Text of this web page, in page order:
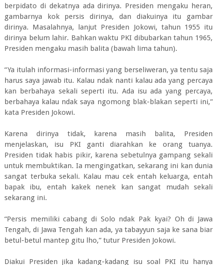
berpidato di dekatnya ada dirinya. Presiden mengaku heran,
gambarnya kok persis dirinya, dan diakuinya itu gambar
dirinya. Masalahnya, lanjut Presiden Jokowi, tahun 1955 itu
dirinya belum lahir. Bahkan waktu PKI dibubarkan tahun 1965,
Presiden mengaku masih balita (bawah lima tahun).
“Ya itulah informasi-informasi yang berseliweran, ya tentu saja
harus saya jawab itu. Kalau ndak nanti kalau ada yang percaya
kan berbahaya sekali seperti itu. Ada isu ada yang percaya,
berbahaya kalau ndak saya ngomong blak-blakan seperti ini,”
kata Presiden Jokowi.
Karena dirinya tidak, karena masih balita, Presiden
menjelaskan, isu PKI ganti diarahkan ke orang tuanya.
Presiden tidak habis pikir, karena sebetulnya gampang sekali
untuk membuktikan. Ia mengingatkan, sekarang ini kan dunia
sangat terbuka sekali. Kalau mau cek entah keluarga, entah
bapak ibu, entah kakek nenek kan sangat mudah sekali
sekarang ini.
“Persis memiliki cabang di Solo ndak Pak kyai? Oh di Jawa
Tengah, di Jawa Tengah kan ada, ya tabayyun saja ke sana biar
betul-betul mantep gitu lho,” tutur Presiden Jokowi.
Diakui Presiden jika kadang-kadang isu soal PKI itu hanya